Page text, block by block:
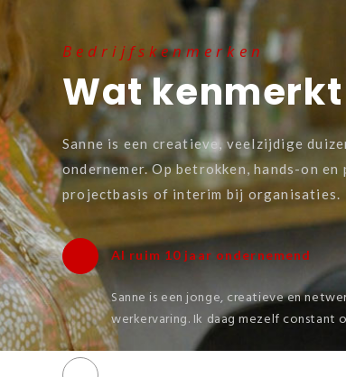
Bedrijfskenmerken
Wat
Sanne is een creatieve, veelzijdige
ondernemer. Op betrokken, hands-on
projectbasis of interim bij organisaties.
Al ruim 10 jaar ondernemend
Sanne is een jonge, creatieve en
werkervaring. Ik daag mezelf constant